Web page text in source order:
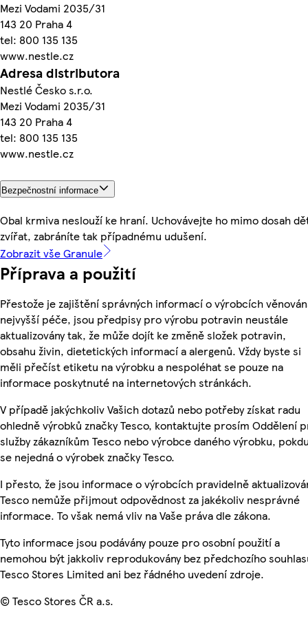
Mezi Vodami 2035/31
143 20 Praha 4
tel: 800 135 135
www.nestle.cz
Adresa distributora
Nestlé Česko s.r.o.
Mezi Vodami 2035/31
143 20 Praha 4
tel: 800 135 135
www.nestle.cz
Bezpečnostní informace
Obal krmiva neslouží ke hraní. Uchovávejte ho mimo dosah
zvířat, zabráníte tak případnému udušení.
Zobrazit vše Granule
Příprava a použití
Přestože je zajištění správných informací o výrobcích
nejvyšší péče, jsou předpisy pro výrobu potravin neustále
aktualizovány tak, že může dojít ke změně složek potravin,
obsahu živin, dietetických informací a alergenů. Vždy byste si
měli přečíst etiketu na výrobku a nespoléhat se pouze na
informace poskytnuté na internetových stránkách.
V případě jakýchkoliv Vašich dotazů nebo potřeby získat radu
ohledně výrobků značky Tesco, kontaktujte prosím Oddělení
služby zákazníkům Tesco nebo výrobce daného výrobku,
se nejedná o výrobek značky Tesco.
I přesto, že jsou informace o výrobcích pravidelně
Tesco nemůže přijmout odpovědnost za jakékoliv nesprávné
informace. To však nemá vliv na Vaše práva dle zákona.
Tyto informace jsou podávány pouze pro osobní použití a
nemohou být jakkoliv reprodukovány bez předchozího
Tesco Stores Limited ani bez řádného uvedení zdroje.
© Tesco Stores ČR a.s.